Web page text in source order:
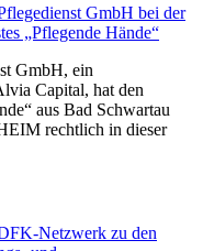
GmbH bei der
„Pflegende Hände“
GmbH, ein
Capital, hat den
aus Bad Schwartau
rechtlich in dieser
Netzwerk zu den